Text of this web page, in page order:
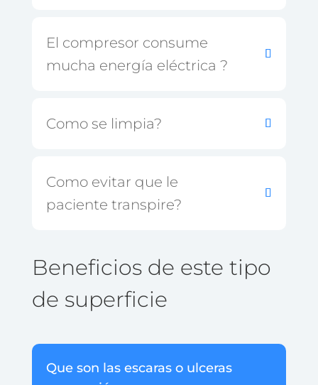
El compresor consume
mucha energía eléctrica ?
Como se limpia?
Como evitar que le
paciente transpire?
Beneficios de este tipo
de superficie
Que son las escaras o ulceras